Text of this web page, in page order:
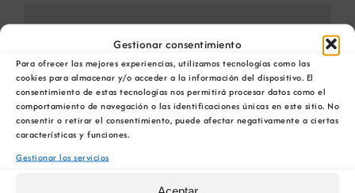
Gestionar consentimiento
Para ofrecer las mejores experiencias, utilizamos tecnologías como las
cookies para almacenar y/o acceder a la información del dispositivo. El
consentimiento de estas tecnologías nos permitirá procesar datos como el
comportamiento de navegación o las identificaciones únicas en este sitio. No
consentir o retirar el consentimiento, puede afectar negativamente a ciertas
características y funciones.
Gestionar los servicios
Aceptar
Comparta esta información en su red Social
favorita!
Facebook
X BlueskyRedditLinkedInWhatsApp
TelegramTumblrPinterest
XingCorreo
electrónico
Primera edición del MBA